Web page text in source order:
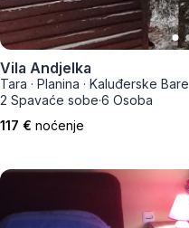
Vila Andjelka
Tara · Planina · Kaluđerske Bare
2 Spavaće sobe·6 Osoba
117 € noćenje